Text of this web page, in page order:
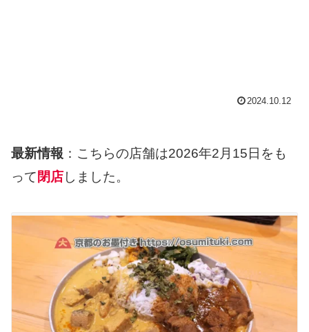
2024.10.12
最新情報 ：こちらの店舗は2026年2月15日をも
って 閉店しました。